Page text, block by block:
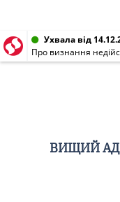
Ухвала від
ВИЩИЙ